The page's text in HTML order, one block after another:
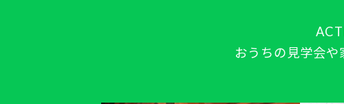
おうちの見学会や